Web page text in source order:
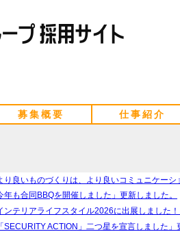
募集概要 仕事紹介
り良いものづくりは、より良いコミュニケーシ
年も合同BBQを開催しました」更新しました。
ンテリアライフスタイル2026に出展しました！
SECURITY ACTION」二つ星を宣言しました」